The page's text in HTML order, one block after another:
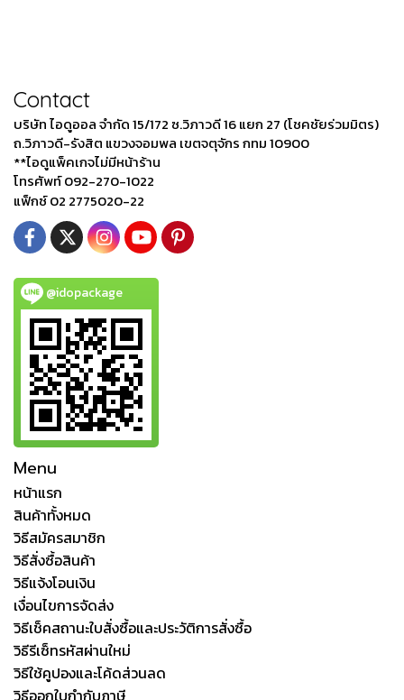
Contact
บริษัท ไอดูออล จำกัด 15/172 ซ.วิภาวดี 16 แยก 27 (โชคชัยร่วมมิตร)
ถ.วิภาวดี-รังสิต แขวงจอมพล เขตจตุจักร กทม 10900
**ไอดูแพ็คเกจไม่มีหน้าร้าน
โทรศัพท์ 092-270-1022
แฟ็กซ์ 02 2775020-22
@idopackage
Menu
หน้าแรก
สินค้าทั้งหมด
วิธีสมัครสมาชิก
วิธีสั่งซื้อสินค้า
วิธีแจ้งโอนเงิน
เงื่อนไขการจัดส่ง
วิธีเช็คสถานะใบสั่งซื้อและประวัติการสั่งซื้อ
วิธีรีเซ็ทรหัสผ่านใหม่
วิธีใช้คูปองและโค้ดส่วนลด
วิธีออกใบกำกับภาษี